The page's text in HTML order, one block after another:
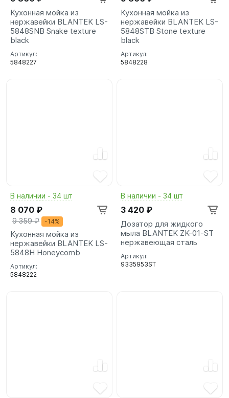
Кухонная мойка из
нержавейки BLANTEK LS-
5848SNB Snake texture
black
Артикул:
5848227
Кухонная мойка из
нержавейки BLANTEK LS-
5848STB Stone texture
black
Артикул:
5848228
В наличии - 34 шт
8 070 ₽
9 359 ₽ -14%
Кухонная мойка из
нержавейки BLANTEK LS-
5848H Honeycomb
Артикул:
5848222
В наличии - 34 шт
3 420 ₽
Дозатор для жидкого
мыла BLANTEK ZK-01-ST
нержавеющая сталь
Артикул:
9335953ST